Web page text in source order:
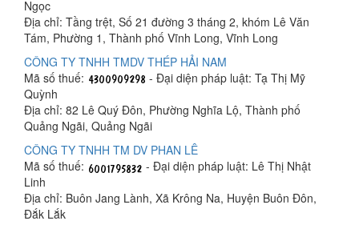
Ngọc
Địa chỉ: Tầng trệt, Số 21 đường 3 tháng 2, khóm Lê Văn
Tám, Phường 1, Thành phố Vĩnh Long, Vĩnh Long
CÔNG TY TNHH TMDV THÉP HẢI NAM
Mã số thuế:
- Đại diện pháp luật: Tạ Thị Mỹ
Quỳnh
Địa chỉ: 82 Lê Quý Đôn, Phường Nghĩa Lộ, Thành phố
Quảng Ngãi, Quảng Ngãi
CÔNG TY TNHH TM DV PHAN LÊ
Mã số thuế:
- Đại diện pháp luật: Lê Thị Nhật
Linh
Địa chỉ: Buôn Jang Lành, Xã Krông Na, Huyện Buôn Đôn,
Đắk Lắk